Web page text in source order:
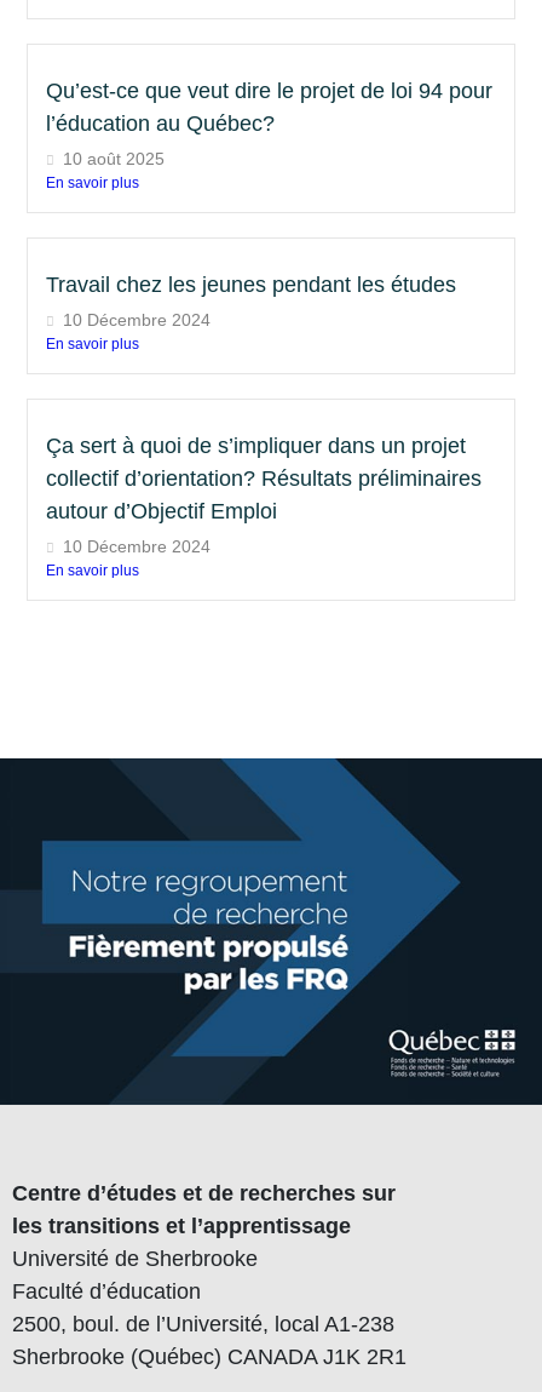
Qu’est-ce que veut dire le projet de loi 94 pour
l’éducation au Québec?
10 août 2025
En savoir plus
Travail chez les jeunes pendant les études
10 Décembre 2024
En savoir plus
Ça sert à quoi de s’impliquer dans un projet
collectif d’orientation? Résultats préliminaires
autour d’Objectif Emploi
10 Décembre 2024
En savoir plus
Centre d’études et de recherches sur
les transitions et l’apprentissage
Université de Sherbrooke
Faculté d’éducation
2500, boul. de l’Université, local A1-238
Sherbrooke (Québec) CANADA J1K 2R1